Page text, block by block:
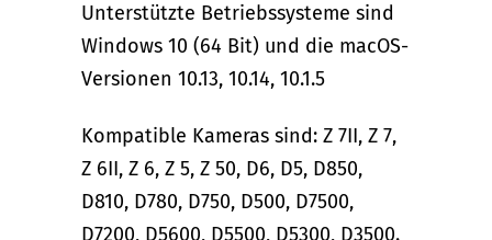
Unterstützte Betriebssysteme sind
Windows 10 (64 Bit) und die macOS-
Versionen 10.13, 10.14, 10.1.5
Kompatible Kameras sind: Z 7II, Z 7,
Z 6II, Z 6, Z 5, Z 50, D6, D5, D850,
D810, D780, D750, D500, D7500,
D7200, D5600, D5500, D5300, D3500.